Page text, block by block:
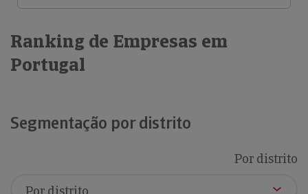
Ranking de Empresas em
Portugal
Segmentação por distrito
Por distrito